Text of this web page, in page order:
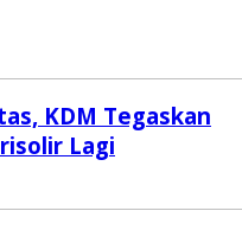
KDM Tegaskan
Lagi